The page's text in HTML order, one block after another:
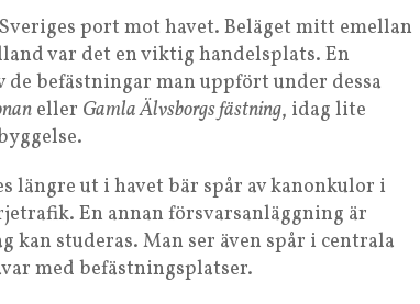
port mot havet. Beläget mitt emellan
var det en viktig handelsplats. En
de befästningar man uppfört under dessa
eller Gamla Älvsborgs fästning, idag lite
längre ut i havet bär spår av kanonkulor i
En annan försvarsanläggning är
kan studeras. Man ser även spår i centrala
med befästningsplatser.